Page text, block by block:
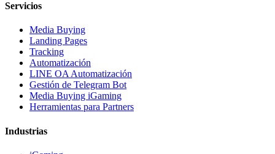
Servicios
Media Buying
Landing Pages
Tracking
Automatización
LINE OA Automatización
Gestión de Telegram Bot
Media Buying iGaming
Herramientas para Partners
Industrias